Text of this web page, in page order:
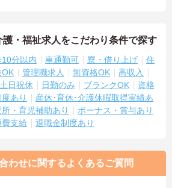
・福祉求人をこだわり条件で探す
分以内 車通勤可 寮・借り上げ
住
OK 管理職求人 無資格OK
高収入
土日祝休 日勤のみ ブランクOK
資格
あり
産休･育休･介護休暇取得実績あ
・育児補助あり
ボーナス・賞与あり
支給 退職金制度あり
わせに関するよくあるご質問